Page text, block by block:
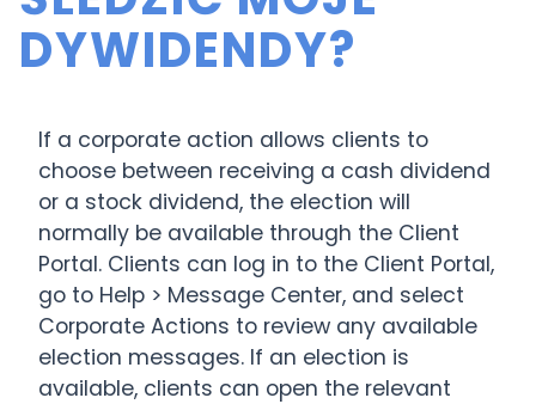
DYWIDENDY?
If a corporate action allows clients to
choose between receiving a cash dividend
or a stock dividend, the election will
normally be available through the Client
Portal. Clients can log in to the Client Portal,
go to Help > Message Center, and select
Corporate Actions to review any available
election messages. If an election is
available, clients can open the relevant